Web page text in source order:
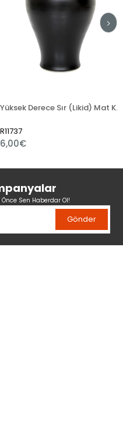
Yüksek Derece Sır (Likid) Mat Kobalt Siyah 789
R11737
6,00€
Sen Haberdar Ol!
Gönder